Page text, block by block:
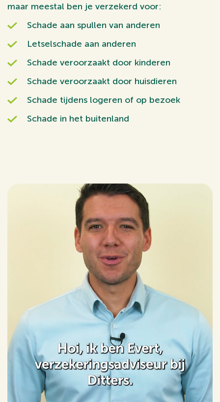
maar meestal ben je verzekerd voor:
Schade aan spullen van anderen
Letselschade aan anderen
Schade veroorzaakt door kinderen
Schade veroorzaakt door huisdieren
Schade tijdens logeren of op bezoek
Schade in het buitenland